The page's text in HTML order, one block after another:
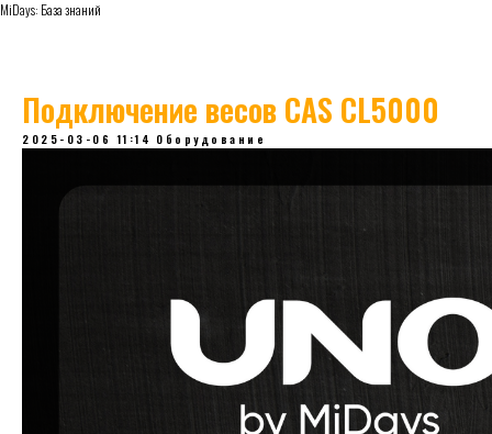
MiDays: База знаний
Подключение весов CAS CL5000
2025-03-06 11:14 Оборудование